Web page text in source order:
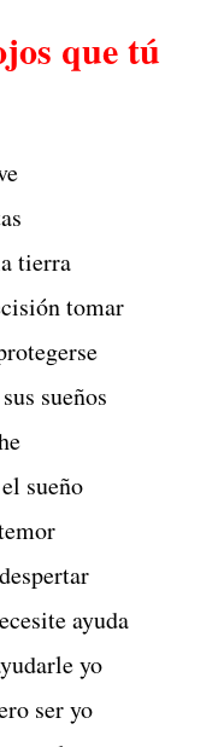
que tú
tierra
tomar
sueños
sueño
ayuda
yo
ser yo